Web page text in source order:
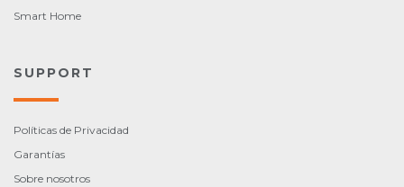
Smart Home
SUPPORT
Políticas de Privacidad
Garantías
Sobre nosotros